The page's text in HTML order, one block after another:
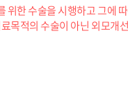
위한 수술을 시행하고 그에
목적의 수술이 아닌 외모개